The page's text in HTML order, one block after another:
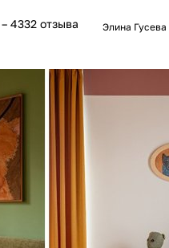
– 4332 отзыва Элина Гусева